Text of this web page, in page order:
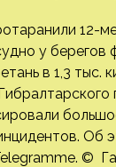
12-
у берегов
в 1,3 тыс.
Об
©